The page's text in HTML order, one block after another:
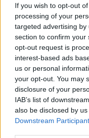
If you wish to opt-out
processing of your
targeted advertising
section to confirm your
opt-out request is
interest-based ads
us or personal
your opt-out. You may
disclosure of your
IAB’s list of
also be disclosed by
Downstream
Pistamiglio
S.G. Concordia
Cecilya Pistamiglio ha
Campobasso: un
Gold
Matteo Galli · 12 Apr 2026
ALTRI SPORT